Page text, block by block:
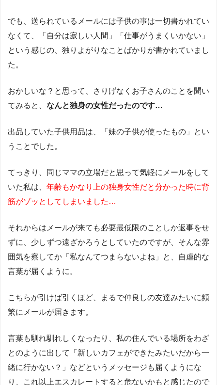
でも、送られているメールには子供の事は一切書かれてい
なくて、「自分は寂しい人間」「仕事がうまくいかない」
という感じの、独りよがりなことばかりが書かれていまし
た。
おかしいな？と思って、さりげなくお子さんのことを聞い
てみると、 なんと独身の女性だったのです…
出品していた子供用品は、「妹の子供が使ったもの」とい
うことでした。
てっきり、同じママの立場だと思って気軽にメールをして
いた私は、 年齢もかなり上の独身女性だと分かった時に背
筋がゾッとしてしまいました…
それからはメールが来ても必要最低限のことしか返事をせ
ずに、少しずつ遠ざかろうとしていたのですが、そんな雰
囲気を察してか「私なんてつまらないよね」と、自虐的な
言葉が届くように。
こちらが引けば引くほど、まるで仲良しの友達みたいに頻
繁にメールが届きます。
言葉も馴れ馴れしくなったり、私の住んでいる場所をわざ
とのように出して「新しいカフェができたみたいだから一
緒に行かない？」などというメッセージも届くようにな
り、これ以上エスカレートすると危ないかもと感じたので